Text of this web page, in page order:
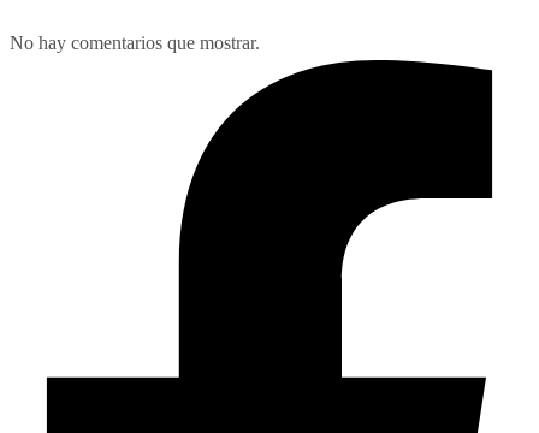
No hay comentarios que mostrar.